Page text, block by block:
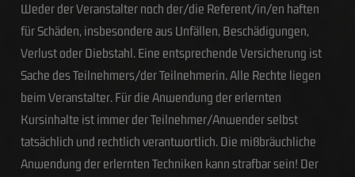
Weder der Veranstalter noch der/die Referent/in/en haften
für Schäden, insbesondere aus Unfällen, Beschädigungen,
Verlust oder Diebstahl. Eine entsprechende Versicherung ist
Sache des Teilnehmers/der Teilnehmerin. Alle Rechte liegen
beim Veranstalter. Für die Anwendung der erlernten
Kursinhalte ist immer der Teilnehmer/Anwender selbst
tatsächlich und rechtlich verantwortlich. Die mißbräuchliche
Anwendung der erlernten Techniken kann strafbar sein! Der